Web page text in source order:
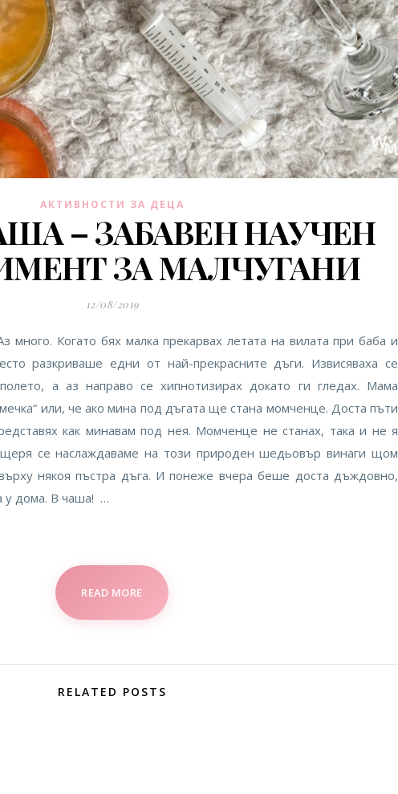
АКТИВНОСТИ ЗА ДЕЦА
– ЗАБАВЕН НАУЧЕН
ЗА МАЛЧУГАНИ
12/08/2019
много. Когато бях малка прекарвах летата на вилата при баба и
разкриваше едни от най-прекрасните дъги. Извисяваха се
а аз направо се хипнотизирах докато ги гледах. Мама
или, че ако мина под дъгата ще стана момченце. Доста пъти
как минавам под нея. Момченце не станах, така и не я
се наслаждаваме на този природен шедьовър винаги щом
някоя пъстра дъга. И понеже вчера беше доста дъждовно,
у дома. В чаша! …
READ MORE
RELATED POSTS